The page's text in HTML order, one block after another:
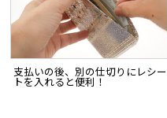
支払いの後、別の仕切りにレシー
トを入れると便利！